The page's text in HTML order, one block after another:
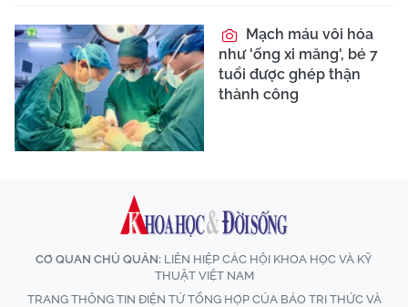
Mạch máu vôi hóa
như 'ống xi măng', bé 7
tuổi được ghép thận
thành công
CƠ QUAN CHỦ QUẢN: LIÊN HIỆP CÁC HỘI KHOA HỌC VÀ KỸ
THUẬT VIỆT NAM
TRANG THÔNG TIN ĐIỆN TỬ TỔNG HỢP CỦA BÁO TRI THỨC VÀ